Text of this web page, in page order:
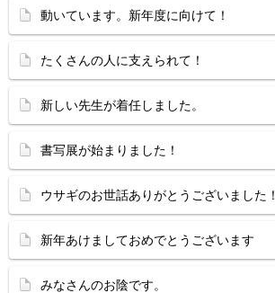
動いています。新年度に向けて！
たくさんの人に支えられて！
新しい先生が着任しました。
書写展が始まりました！
ウサギのお世話ありがとうございました！
新年あけましておめでとうございます
みなさんのお陰です。